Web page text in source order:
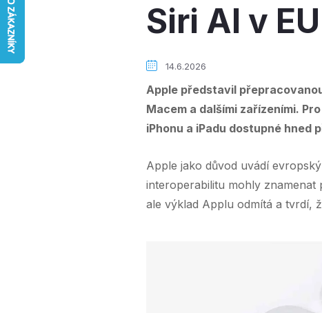
Siri AI v EU
14.6.2026
Apple představil
Macem a dalšími zařízeními.
iPhonu a iPadu dostupné hned
Apple jako důvod uvádí
interoperabilitu mohly znamenat
ale výklad Applu odmítá a tvrdí,